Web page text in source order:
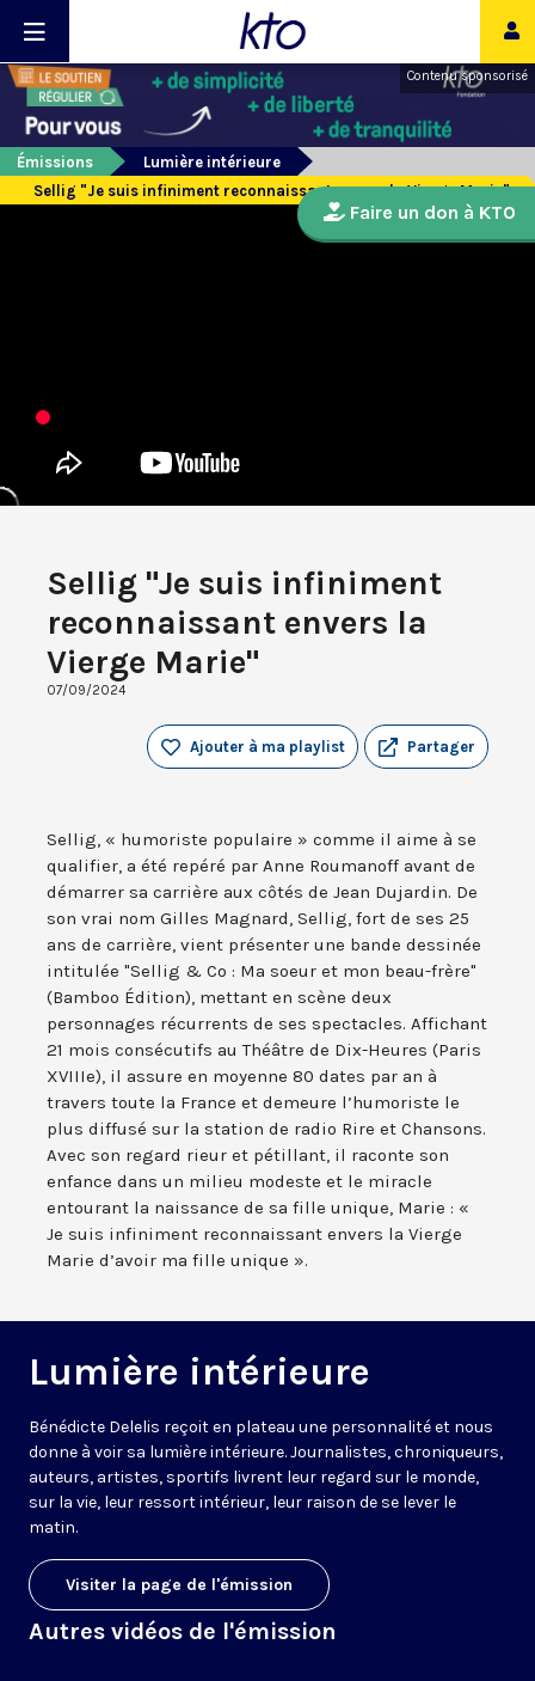
Contenu sponsorisé
Émissions
Lumière intérieure
Sellig "Je suis infiniment reconnaissant envers la Vierge Marie"
Sellig "Je suis infiniment
reconnaissant envers la
Vierge Marie"
07/09/2024
Partager
Ajouter à ma playlist
Sellig, « humoriste populaire » comme il aime à se
qualifier, a été repéré par Anne Roumanoff avant de
démarrer sa carrière aux côtés de Jean Dujardin. De
son vrai nom Gilles Magnard, Sellig, fort de ses 25
ans de carrière, vient présenter une bande dessinée
intitulée "Sellig & Co : Ma soeur et mon beau-frère"
(Bamboo Édition), mettant en scène deux
personnages récurrents de ses spectacles. Affichant
21 mois consécutifs au Théâtre de Dix-Heures (Paris
XVIIIe), il assure en moyenne 80 dates par an à
travers toute la France et demeure l’humoriste le
plus diffusé sur la station de radio Rire et Chansons.
Avec son regard rieur et pétillant, il raconte son
enfance dans un milieu modeste et le miracle
entourant la naissance de sa fille unique, Marie : «
Je suis infiniment reconnaissant envers la Vierge
Marie d’avoir ma fille unique ».
Lumière intérieure
Bénédicte Delelis reçoit en plateau une personnalité et nous
donne à voir sa lumière intérieure. Journalistes, chroniqueurs,
auteurs, artistes, sportifs livrent leur regard sur le monde,
sur la vie, leur ressort intérieur, leur raison de se lever le
matin.
Visiter la page de l'émission
Autres vidéos de l'émission
Faire un don à KTO